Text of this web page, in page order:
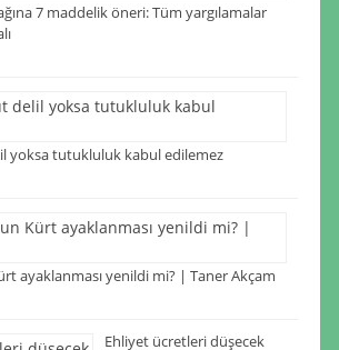
7 maddelik öneri: Tüm yargılamalar
yoksa tutukluluk kabul edilemez
ayaklanması yenildi mi? | Taner Akçam
Ehliyet ücretleri düşecek